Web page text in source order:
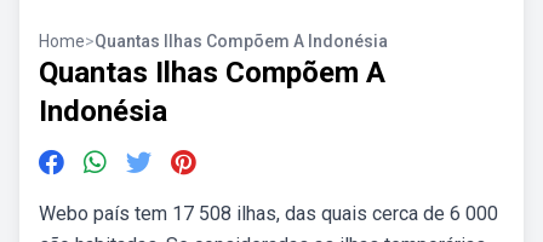
Home>Quantas Ilhas Compõem A Indonésia
Quantas Ilhas Compõem A
Indonésia
Webo país tem 17 508 ilhas, das quais cerca de 6 000